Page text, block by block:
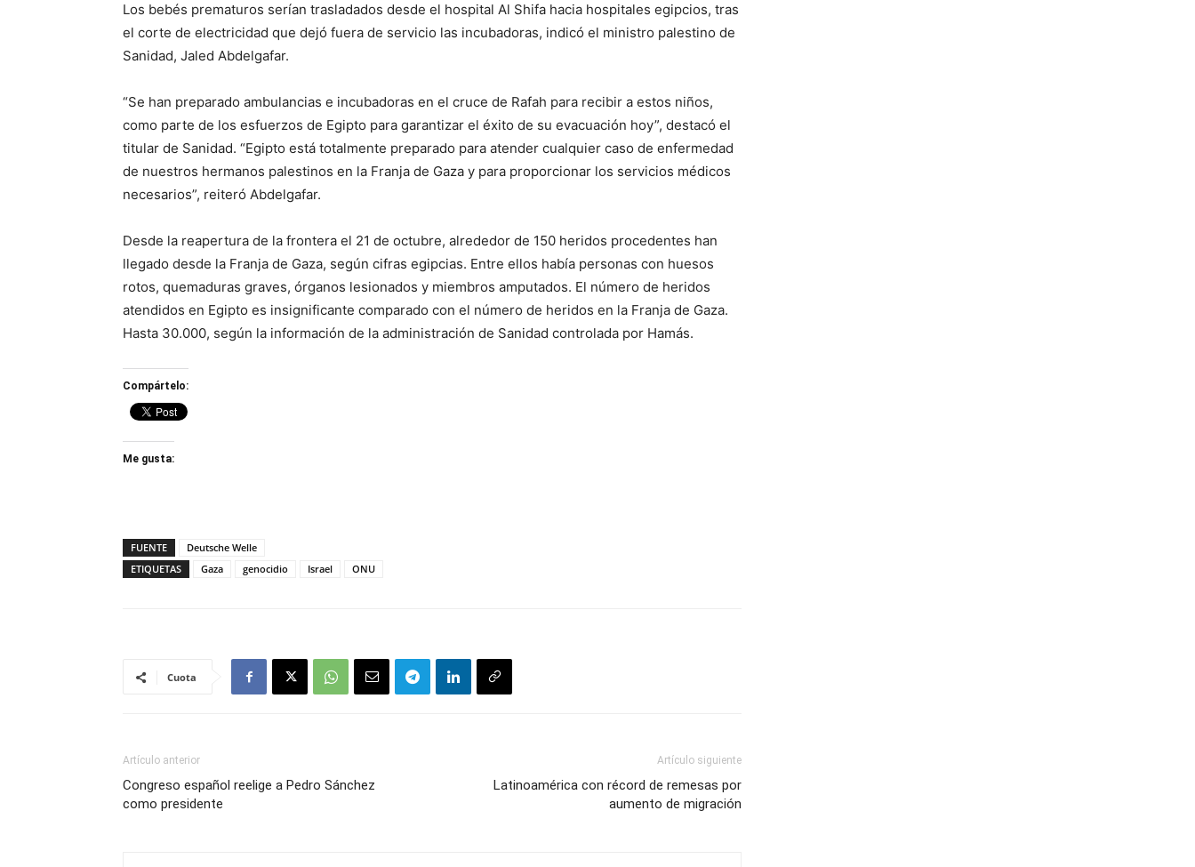
Los bebés prematuros serían trasladados desde el hospital Al Shifa hacia hospitales egipcios, tras
el corte de electricidad que dejó fuera de servicio las incubadoras, indicó el ministro palestino de
Sanidad, Jaled Abdelgafar.
“Se han preparado ambulancias e incubadoras en el cruce de Rafah para recibir a estos niños,
como parte de los esfuerzos de Egipto para garantizar el éxito de su evacuación hoy”, destacó el
titular de Sanidad. “Egipto está totalmente preparado para atender cualquier caso de enfermedad
de nuestros hermanos palestinos en la Franja de Gaza y para proporcionar los servicios médicos
necesarios”, reiteró Abdelgafar.
Desde la reapertura de la frontera el 21 de octubre, alrededor de 150 heridos procedentes han
llegado desde la Franja de Gaza, según cifras egipcias. Entre ellos había personas con huesos
rotos, quemaduras graves, órganos lesionados y miembros amputados. El número de heridos
atendidos en Egipto es insignificante comparado con el número de heridos en la Franja de Gaza.
Hasta 30.000, según la información de la administración de Sanidad controlada por Hamás.
Compártelo:
Me gusta:
FUENTE
Deutsche Welle
ETIQUETAS
Gaza genocidio Israel ONU
Cuota
Artículo anterior
Congreso español reelige a Pedro Sánchez
como presidente
Artículo siguiente
Latinoamérica con récord de remesas por
aumento de migración